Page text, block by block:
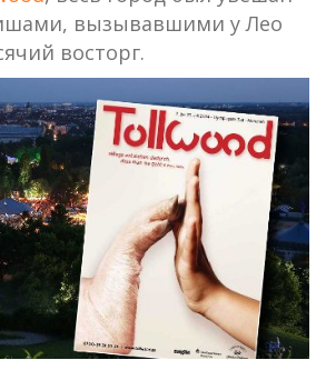
вызывавшими у Лео
восторг.